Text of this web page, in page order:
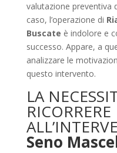
valutazione preventiva
caso, l’operazione di
Buscate è indolore e
successo. Appare, a
analizzare le
questo intervento.
LA
RICORRERE
Seno